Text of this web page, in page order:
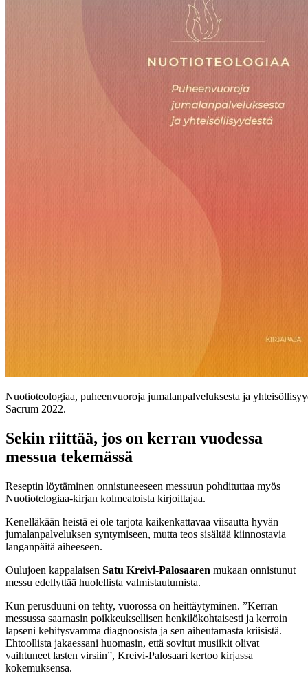
Nuotioteologiaa, puheenvuoroja jumalanpalveluksesta ja
Sacrum 2022.
Sekin riittää, jos on kerran vuodessa
messua tekemässä
Reseptin löytäminen onnistuneeseen messuun pohdituttaa myös
Nuotiotelogiaa-kirjan kolmeatoista kirjoittajaa.
Kenelläkään heistä ei ole tarjota kaikenkattavaa viisautta hyvän
jumalanpalveluksen syntymiseen, mutta teos sisältää kiinnostavia
langanpäitä aiheeseen.
Oulujoen kappalaisen Satu Kreivi-Palosaaren mukaan onnistunut
messu edellyttää huolellista valmistautumista.
Kun perusduuni on tehty, vuorossa on heittäytyminen. ”Kerran
messussa saarnasin poikkeuksellisen henkilökohtaisesti ja kerroin
lapseni kehitysvamma diagnoosista ja sen aiheutamasta kriisistä.
Ehtoollista jakaessani huomasin, että sovitut musiikit olivat
vaihtuneet lasten virsiin”, Kreivi-Palosaari kertoo kirjassa
kokemuksensa.